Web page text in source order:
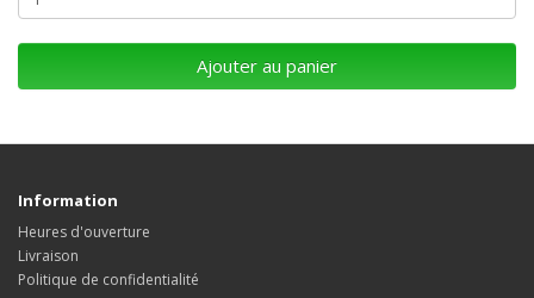
Ajouter au panier
Information
Heures d'ouverture
Livraison
Politique de confidentialité